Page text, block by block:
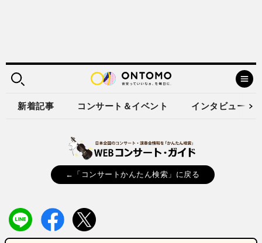
新着記事 コンサート＆イベント インタビュー
←「コンサートかんたん検索」に戻る